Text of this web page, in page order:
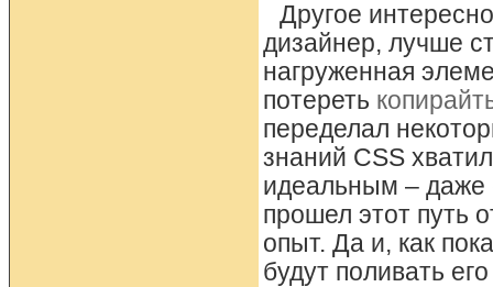
Другое
дизайнер, лучше
нагруженная
потереть
переделал
знаний CSS
идеальным – даже
прошел этот путь
опыт. Да и, как
будут поливать